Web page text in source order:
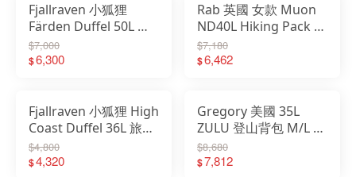
Fjallraven 小狐狸
Färden Duffel 50L 抗
水 旅行袋 托運 耐磨 行
李袋 23200282
$7,000
$6,300
Rab 英國 女款 Muon
ND40L Hiking Pack 超
輕量背包 登山背包 健
行背包 QAP51
$7,180
$6,462
Fjallraven 小狐狸 High
Coast Duffel 36L 旅行
包 旅行袋 後背包
23200254
$4,800
$4,320
Gregory 美國 35L
ZULU 登山背包 M/L 健
行背包 後背包 火山黑
榮光藍 牧草綠
$8,680
$7,812